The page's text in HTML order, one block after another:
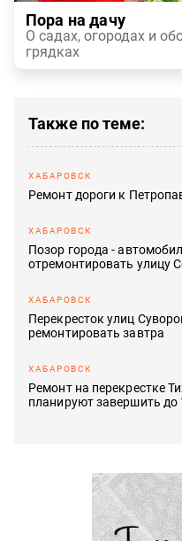
Пора на дачу
О садах, огородах и
грядках
Также по теме
Ремонт дороги к
ХАБАРОВСК
Позор города -
отремонтировать улицу
ХАБАРОВСК
Перекресток улиц
ремонтировать завтра
ХАБАРОВСК
Ремонт на перекрестке
планируют завершить
ХАБАРОВСК